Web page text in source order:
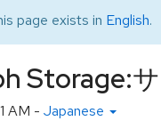
message
page exists in English.
Storage:
AM - Japanese